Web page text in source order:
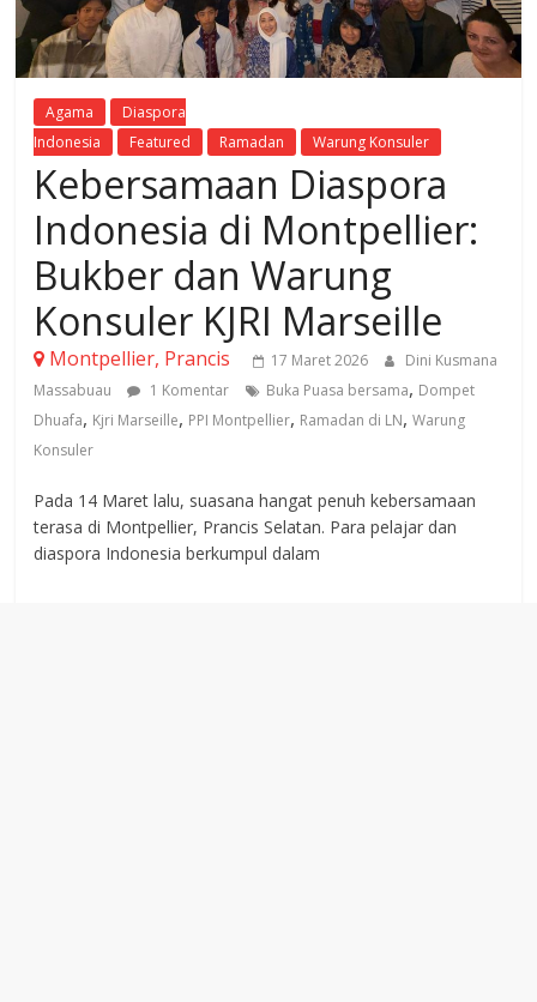
Agama
Diaspora
Indonesia
Featured Ramadan Warung Konsuler
Kebersamaan Diaspora
Indonesia di Montpellier:
Bukber dan Warung
Konsuler KJRI Marseille
Montpellier, Prancis 17 Maret 2026
Dini Kusmana
Massabuau
1 Komentar Buka Puasa bersama, Dompet
Dhuafa, Kjri Marseille, PPI Montpellier, Ramadan di LN,Warung
Konsuler
Pada 14 Maret lalu, suasana hangat penuh kebersamaan
terasa di Montpellier, Prancis Selatan. Para pelajar dan
diaspora Indonesia berkumpul dalam